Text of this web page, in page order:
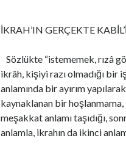
İKRAH’IN GERÇEKTE
Sözlükte “istememek, rızâ
ikrâh, kişiyi razı olmadığı bir
anlamında bir ayırım
kaynaklanan bir hoşlanmama,
meşakkat anlamı taşıdığı,
anlamla, ikrahın da ikinci